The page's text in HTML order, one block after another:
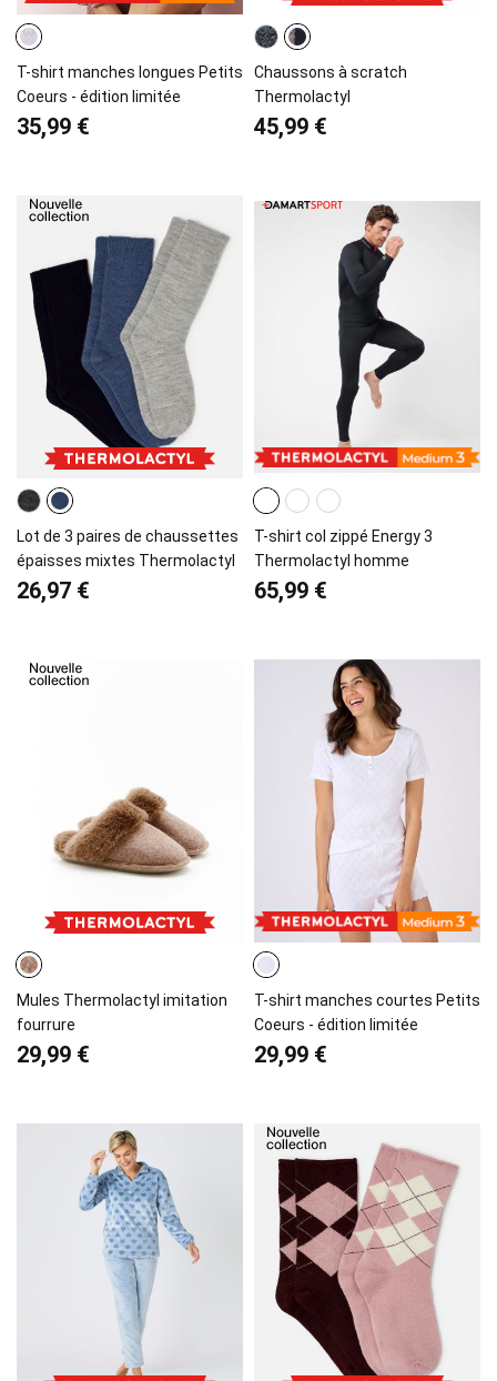
T-shirt manches longues Petits
Coeurs - édition limitée
35,99 €
Chaussons à scratch
Thermolactyl
45,99 €
Lot de 3 paires de chaussettes
épaisses mixtes Thermolactyl
26,97 €
T-shirt col zippé Energy 3
Thermolactyl homme
65,99 €
Mules Thermolactyl imitation
fourrure
29,99 €
T-shirt manches courtes Petits
Coeurs - édition limitée
29,99 €